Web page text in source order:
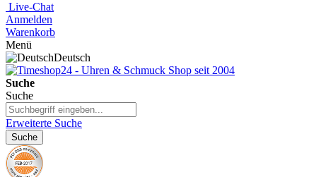
Live-Chat
Anmelden
Warenkorb
Menü
Deutsch
Suche
Suche
Erweiterte Suche
Suche